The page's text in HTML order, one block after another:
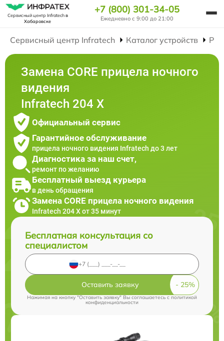
Сервисный центр Infratechв
Хабаровске
+7 (800) 301-34-05
Ежедневно с 9:00 до 21:00
Сервисный центр Infratech Каталог устройств
Замена CORE прицела ночного
видения
Infratech 204 Х
Официальный сервис
Гарантийное обслуживание
прицела ночного видения Infratech до 3 лет
Диагностика за наш счет,
ремонт по желанию
Бесплатный выезд курьера
в день обращения
Замена CORE прицела ночного видения
Infratech 204 Х от 35 минут
Бесплатная консультация со
специалистом
Оставить заявку
Нажимая на кнопку "Оставить заявку" Вы соглашаетесь cполитикой
конфиденциальности